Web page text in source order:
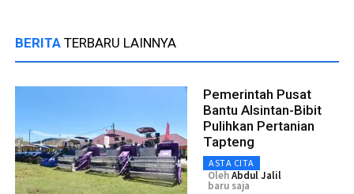
BERITA TERBARU LAINNYA
Pemerintah Pusat
Bantu Alsintan-Bibit
Pulihkan Pertanian
Tapteng
ASTA CITA
OlehAbdul Jalil
baru saja